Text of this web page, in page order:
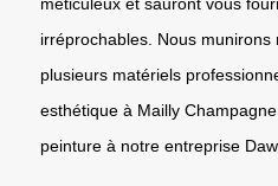
irréprochables. Nous
plusieurs matériels
esthétique à Mailly
peinture à notre entreprise